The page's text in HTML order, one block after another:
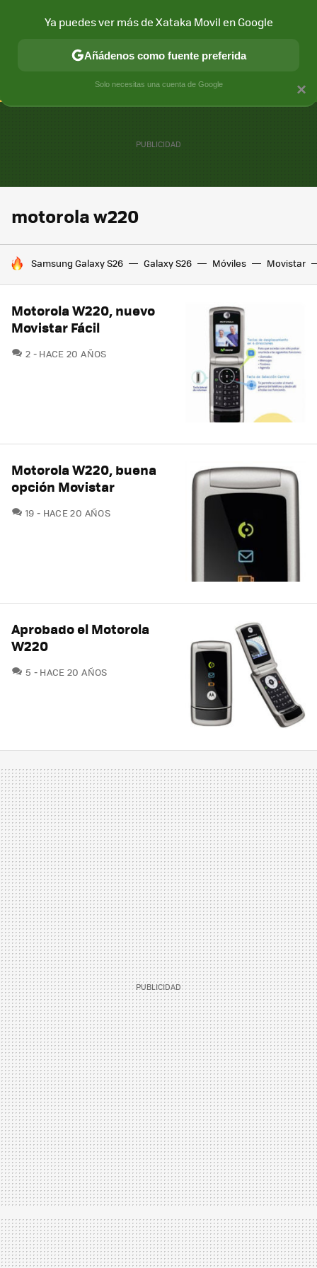
CONECTIVIDAD MÓVIL Y SOCIEDAD APLICACIONES
motorola w220
HOY SE HABLA DE
Samsung Galaxy S26 Galaxy S26 Móviles Movistar
Motorola W220, nuevo
Movistar Fácil
2 COMENTARIOS
HACE 20 AÑOS
Motorola W220, buena
opción Movistar
19 COMENTARIOS
HACE 20 AÑOS
Aprobado el Motorola
W220
5 COMENTARIOS
HACE 20 AÑOS
×
Ya puedes ver más de Xataka Movil en Google
Añádenos como fuente preferida
Solo necesitas una cuenta de Google